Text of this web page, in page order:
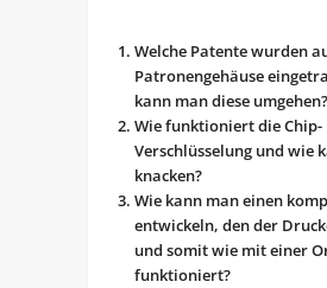
Welche Patente wurden
Patronengehäuse
kann man diese umgehen?
Wie funktioniert die Chip-
Verschlüsselung und wie
knacken?
Wie kann man einen
entwickeln, den der
und somit wie mit einer
funktioniert?